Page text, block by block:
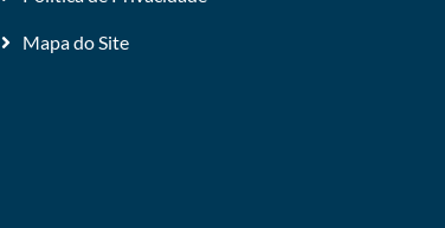
Mapa do Site